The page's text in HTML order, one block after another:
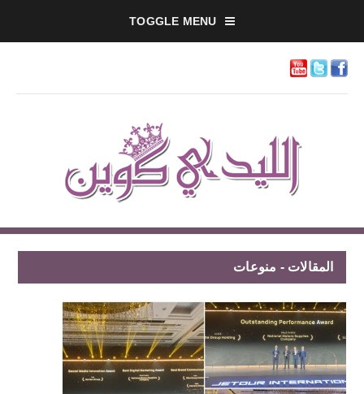
TOGGLE MENU
المقالات - منوعات